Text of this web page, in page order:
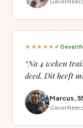
★★★★★ ✓
“Na 4 weken
deed. Dit heeft
Marcus,